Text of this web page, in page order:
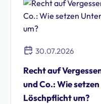
30.07.2026
Recht auf
und Co.: Wie
Löschpflicht um?